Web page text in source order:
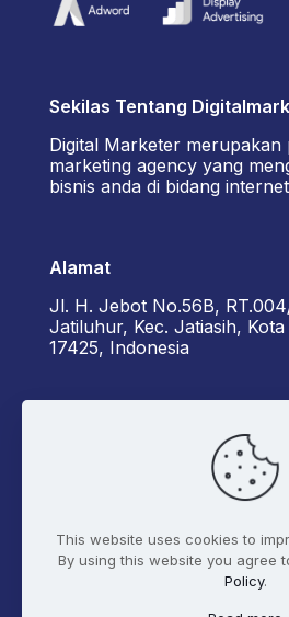
Sekilas Tentang
Digital Marketer merupakan
marketing agency yang
bisnis anda di bidang
Alamat
Jl. H. Jebot No.56B,
Jatiluhur, Kec. Jatiasih,
17425, Indonesia
+6285162929922 - Diorama
admin@digitalmarketer.co.id
This website uses cookies to
By using this website you agree
Policy.